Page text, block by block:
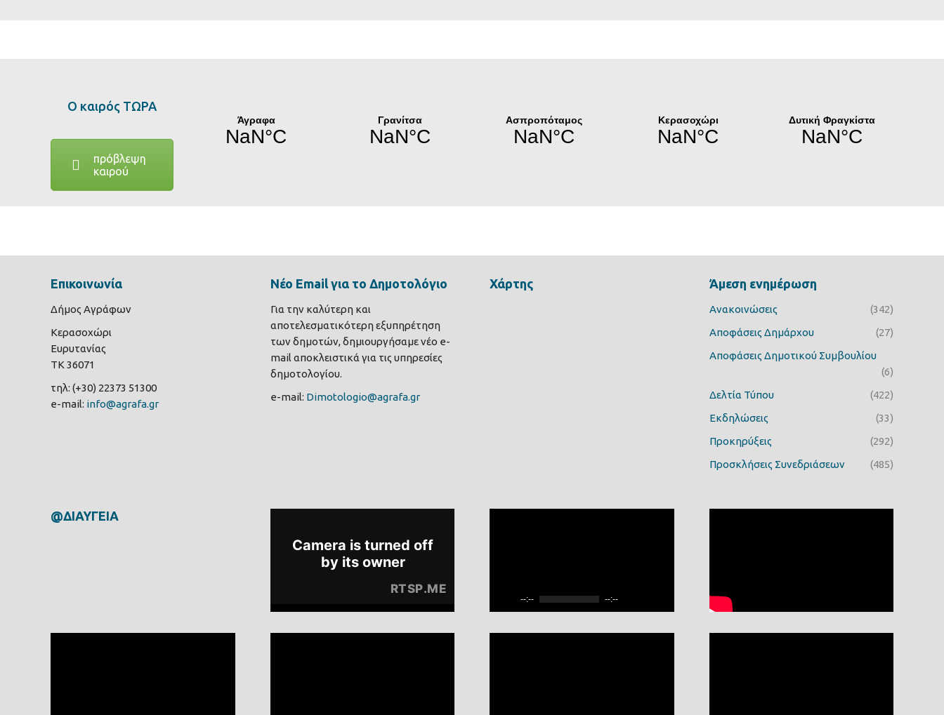
Ο καιρός ΤΩΡΑ
πρόβλεψη
καιρού
Επικοινωνία
Δήμος Αγράφων
Κερασοχώρι
Ευρυτανίας
ΤΚ 36071
τηλ: (+30) 22373 51300
e-mail: info@agrafa.gr
Νέο Email για το Δημοτολόγιο
Για την καλύτερη και
αποτελεσματικότερη εξυπηρέτηση
των δημοτών, δημιουργήσαμε νέο e-
mail αποκλειστικά για τις υπηρεσίες
δημοτολογίου.
e-mail: Dimotologio@agrafa.gr
Χάρτης Άμεση ενημέρωση
Ανακοινώσεις
(342)
Αποφάσεις Δημάρχου
(27)
Αποφάσεις Δημοτικού Συμβουλίου
(6)
Δελτία Τύπου
(422)
Εκδηλώσεις
(33)
Προκηρύξεις
(292)
Προσκλήσεις Συνεδριάσεων
(485)
@ΔΙΑΥΓΕΙΑ
--:-- --:--